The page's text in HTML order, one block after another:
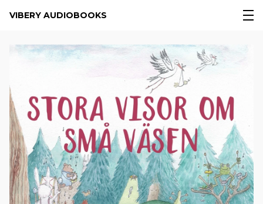
VIBERY AUDIOBOOKS